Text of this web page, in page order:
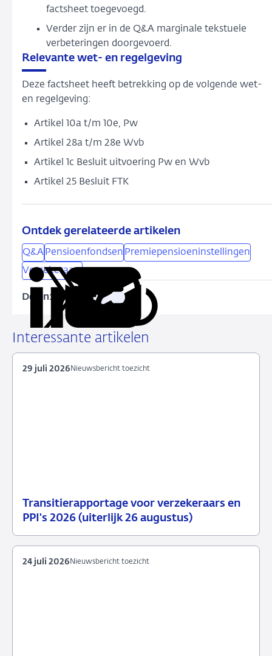
factsheet toegevoegd.
Verder zijn er in de Q&A marginale tekstuele
verbeteringen doorgevoerd.
Relevante wet- en regelgeving
Deze factsheet heeft betrekking op de volgende wet-
en regelgeving:
Artikel 10a t/m 10e, Pw
Artikel 28a t/m 28e Wvb
Artikel 1c Besluit uitvoering Pw en Wvb
Artikel 25 Besluit FTK
Ontdek gerelateerde artikelen
Q&A Pensioenfondsen Premiepensioeninstellingen
Verzekeraars
Delen:
Deel
LinkedIn
via
X
Deel
Facebook
Deel
e-
Kopieer
Interessante artikelen
Transitierapportage voor verzekeraars en
PPI's 2026 (uiterlijk 26 augustus)
29
Nieuwsbericht
Nieuwsbericht toezicht
29 juli 2026
Nieuwsbericht toezicht
24 juli 2026